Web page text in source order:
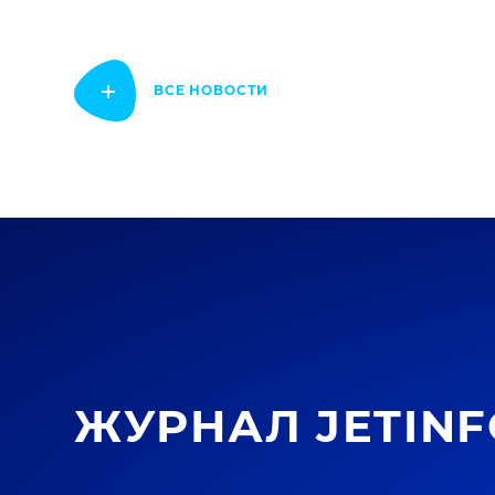
ВСЕ НОВОСТИ
ЖУРНАЛ